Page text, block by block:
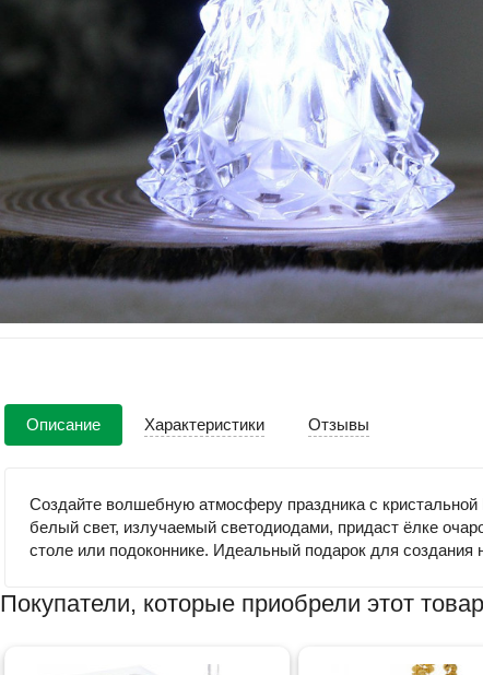
Описание Характеристики Отзывы
Создайте волшебную атмосферу праздника с
белый свет, излучаемый светодиодами, придаст ёлке
столе или подоконнике. Идеальный подарок для создания
Покупатели, которые приобрели этот